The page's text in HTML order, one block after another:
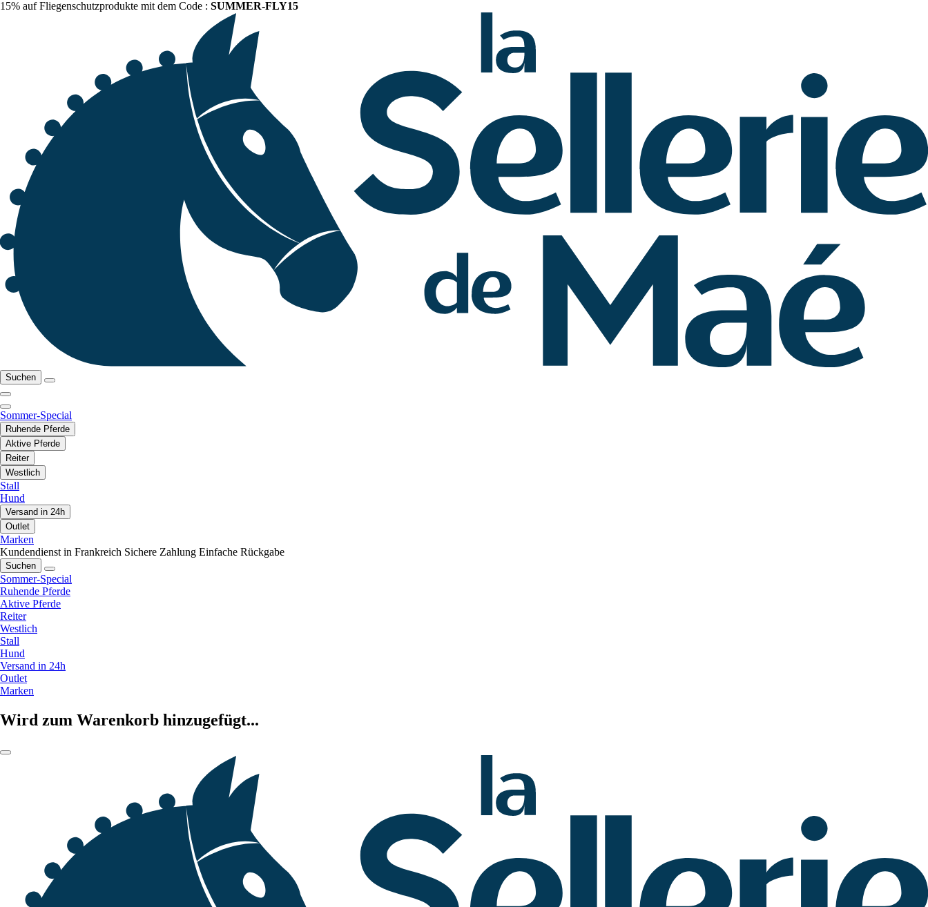
15% auf Fliegenschutzprodukte mit dem Code : SUMMER-FLY15
Suchen
Sommer-Special
Ruhende Pferde
Aktive Pferde
Reiter
Westlich
Stall
Hund
Versand in 24h
Outlet
Marken
Kundendienst in Frankreich Sichere Zahlung Einfache Rückgabe
Suchen
Sommer-Special
Ruhende Pferde
Aktive Pferde
Reiter
Westlich
Stall
Hund
Versand in 24h
Outlet
Marken
Wird zum Warenkorb hinzugefügt...